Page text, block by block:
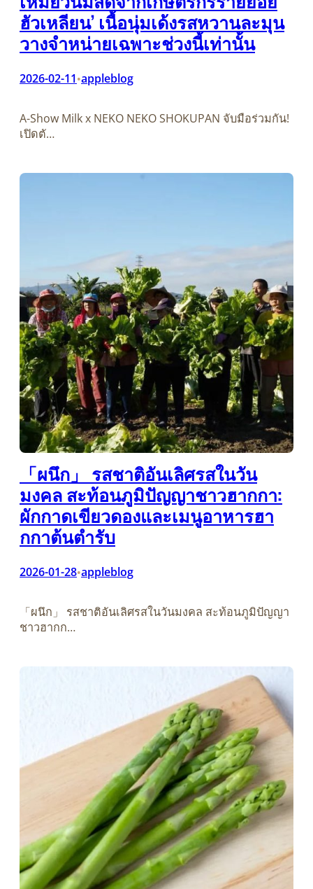
ฮัวเหลียน’ เนื้อนุ่มเด้งรสหวานละมุน
วางจำหน่ายเฉพาะช่วงนี้เท่านั้น
2026-02-11•appleblog
A-Show Milk x NEKO NEKO SHOKUPAN จับมือร่วมกัน!
เปิดตั…
「ผนึก」 รสชาติอันเลิศรสในวัน
มงคล สะท้อนภูมิปัญญาชาวฮากกา:
ผักกาดเขียวดองและเมนูอาหารฮา
กกาต้นตำรับ
2026-01-28•appleblog
「ผนึก」 รสชาติอันเลิศรสในวันมงคล สะท้อนภูมิปัญญา
ชาวฮากก…